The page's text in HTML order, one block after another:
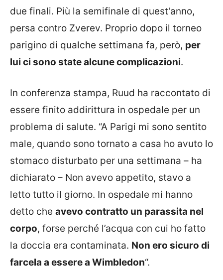
due finali. Più la semifinale di quest’anno,
persa contro Zverev. Proprio dopo il torneo
parigino di qualche settimana fa, però, per
lui ci sono state alcune complicazioni.
In conferenza stampa, Ruud ha raccontato di
essere finito addirittura in ospedale per un
problema di salute. “A Parigi mi sono sentito
male, quando sono tornato a casa ho avuto lo
stomaco disturbato per una settimana – ha
dichiarato – Non avevo appetito, stavo a
letto tutto il giorno. In ospedale mi hanno
detto che avevo contratto un parassita nel
corpo, forse perché l’acqua con cui ho fatto
la doccia era contaminata. Non ero sicuro di
farcela a essere a Wimbledon“.